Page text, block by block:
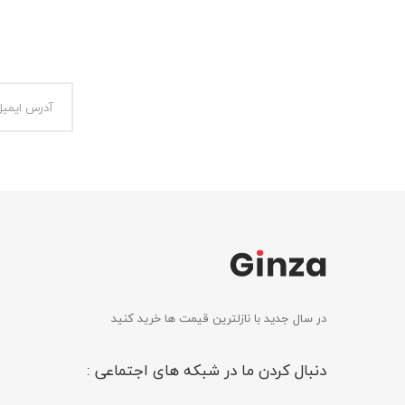
در سال جدید با نازلترین قیمت ها خرید کنید
دنبال کردن ما در شبکه های اجتماعی :